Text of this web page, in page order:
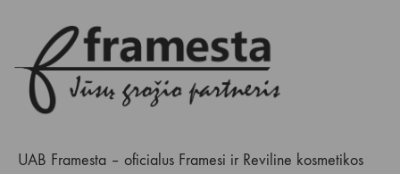
UAB Framesta – oficialus Framesi ir Reviline kosmetikos